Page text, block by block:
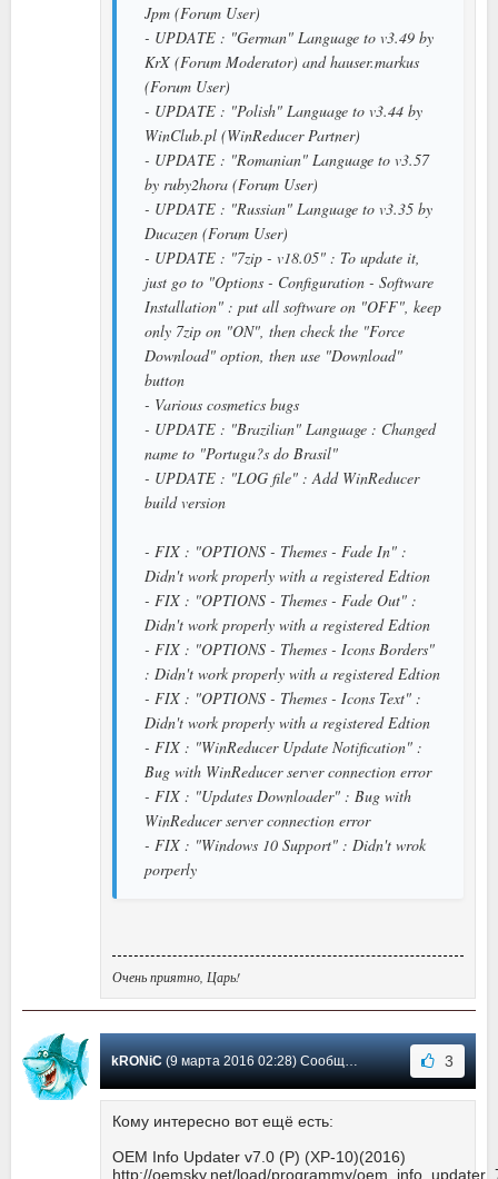
Jpm (Forum User)
- UPDATE : "German" Language to v3.49 by
KrX (Forum Moderator) and hauser.markus
(Forum User)
- UPDATE : "Polish" Language to v3.44 by
WinClub.pl (WinReducer Partner)
- UPDATE : "Romanian" Language to v3.57
by ruby2hora (Forum User)
- UPDATE : "Russian" Language to v3.35 by
Ducazen (Forum User)
- UPDATE : "7zip - v18.05" : To update it,
just go to "Options - Configuration - Software
Installation" : put all software on "OFF", keep
only 7zip on "ON", then check the "Force
Download" option, then use "Download"
button
- Various cosmetics bugs
- UPDATE : "Brazilian" Language : Changed
name to "Portugu?s do Brasil"
- UPDATE : "LOG file" : Add WinReducer
build version
- FIX : "OPTIONS - Themes - Fade In" :
Didn't work properly with a registered Edtion
- FIX : "OPTIONS - Themes - Fade Out" :
Didn't work properly with a registered Edtion
- FIX : "OPTIONS - Themes - Icons Borders"
: Didn't work properly with a registered Edtion
- FIX : "OPTIONS - Themes - Icons Text" :
Didn't work properly with a registered Edtion
- FIX : "WinReducer Update Notification" :
Bug with WinReducer server connection error
- FIX : "Updates Downloader" : Bug with
WinReducer server connection error
- FIX : "Windows 10 Support" : Didn't wrok
porperly
Очень приятно, Царь!
kRONiC(9 марта 2016 02:28) Сообщение #14 3
Кому интересно вот ещё есть:
OEM Info Updater v7.0 (P) (XP-10)(2016)
http://oemsky.net/load/programmy/